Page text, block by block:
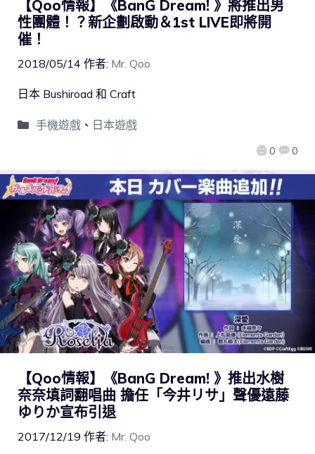
【Qoo情報】《BanG Dream! 》將推出男
性團體！？新企劃啟動＆1st LIVE即將開
催！
2018/05/14 作者: Mr. Qoo
0 0
日本 Bushiroad 和 Craft
手機遊戲、 日本遊戲
【Qoo情報】《BanG Dream! 》推出水樹
奈奈填詞翻唱曲 擔任「今井リサ」聲優遠藤
ゆりか宣布引退
2017/12/19 作者: Mr. Qoo